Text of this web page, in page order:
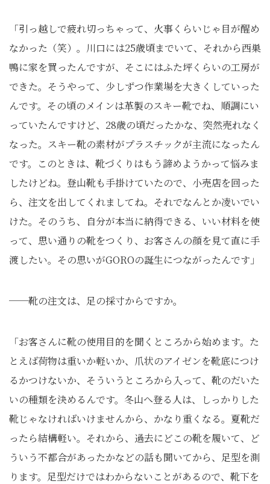
「引っ越しで疲れ切っちゃって、火事くらいじゃ目が醒め
なかった（笑）。川口には25歳頃までいて、それから西巣
鴨に家を買ったんですが、そこにはふた坪くらいの工房が
できた。そうやって、少しずつ作業場を大きくしていった
んです。その頃のメインは革製のスキー靴でね、順調にい
っていたんですけど、28歳の頃だったかな、突然売れなく
なった。スキー靴の素材がプラスチックが主流になったん
です。このときは、靴づくりはもう諦めようかって悩みま
したけどね。登山靴も手掛けていたので、小売店を回った
ら、注文を出してくれましてね。それでなんとか凌いでい
けた。そのうち、自分が本当に納得できる、いい材料を使
って、思い通りの靴をつくり、お客さんの顔を見て直に手
渡したい。その思いがGOROの誕生につながったんです」
──靴の注文は、足の採寸からですか。
「お客さんに靴の使用目的を聞くところから始めます。た
とえば荷物は重いか軽いか、爪状のアイゼンを靴底につけ
るかつけないか、そういうところから入って、靴のだいた
いの種類を決めるんです。冬山へ登る人は、しっかりした
靴じゃなければいけませんから、かなり重くなる。夏靴だ
ったら結構軽い。それから、過去にどこの靴を履いて、ど
ういう不都合があったかなどの話も聞いてから、足型を測
ります。足型だけではわからないことがあるので、靴下を